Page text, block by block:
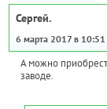
Сергей.
6 марта 2017 в 10:51
А можно
заводе.